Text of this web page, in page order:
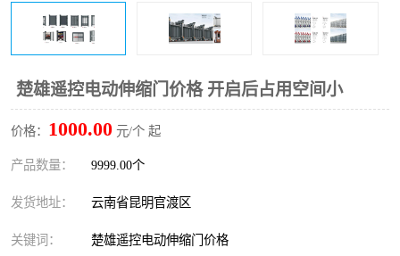
楚雄遥控电动伸缩门价格 开启后占用空间小
价格： 1000.00 元/个 起
产品数量： 9999.00个
发货地址： 云南省昆明官渡区
关键词： 楚雄遥控电动伸缩门价格